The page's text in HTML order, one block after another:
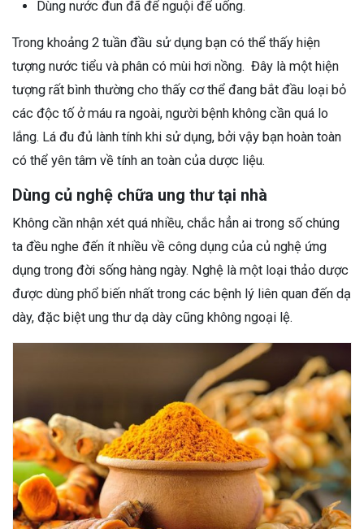
Dùng nước đun đã để nguội để uống.
Trong khoảng 2 tuần đầu sử dụng bạn có thể thấy hiện
tượng nước tiểu và phân có mùi hơi nồng. Đây là một hiện
tượng rất bình thường cho thấy cơ thể đang bắt đầu loại bỏ
các độc tố ở máu ra ngoài, người bệnh không cần quá lo
lắng. Lá đu đủ lành tính khi sử dụng, bởi vậy bạn hoàn toàn
có thể yên tâm về tính an toàn của dược liệu.
Dùng củ nghệ chữa ung thư tại nhà
Không cần nhận xét quá nhiều, chắc hẳn ai trong số chúng
ta đều nghe đến ít nhiều về công dụng của củ nghệ ứng
dụng trong đời sống hàng ngày. Nghệ là một loại thảo dược
được dùng phổ biến nhất trong các bệnh lý liên quan đến dạ
dày, đặc biệt ung thư dạ dày cũng không ngoại lệ.